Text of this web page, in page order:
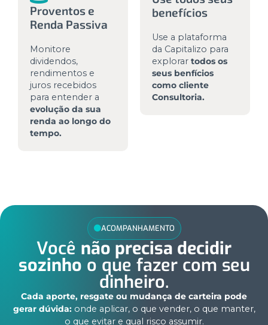
Proventos e
Renda Passiva
Monitore
dividendos,
rendimentos e
juros recebidos
para entender a
evolução da sua
renda ao longo do
tempo.
benefícios
Use a plataforma
da Capitalizo para
explorar todos os
seus benfícios
como cliente
Consultoria.
ACOMPANHAMENTO
Você não precisa decidir
sozinho o que fazer com seu
dinheiro.
Cada aporte, resgate ou mudança de carteira pode
gerar dúvida:onde aplicar, o que vender, o que manter,
o que evitar e qual risco assumir.